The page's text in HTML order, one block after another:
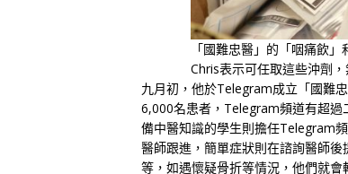
「國難忠醫」的「咽痛飲
Chris表示可任取這些沖劑，
九月初，他於Telegram成立「國難
6,000名患者，Telegram頻道有超過
備中醫知識的學生則擔任Telegram
醫師跟進，簡單症狀則在諮詢醫師
等，如遇懷疑骨折等情況，他們就會